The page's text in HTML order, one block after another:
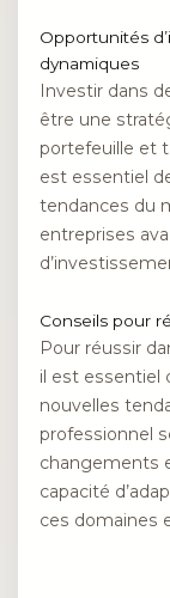
Opportunités
dynamiques
Investir dans
être une
portefeuille et
est essentiel
tendances du
entreprises
Conseils pour
Pour réussir
il est essentiel
nouvelles
professionnel
changements
capacité
ces domaines